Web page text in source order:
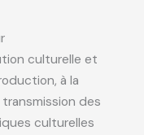
culturelle et
à la
des
culturelles